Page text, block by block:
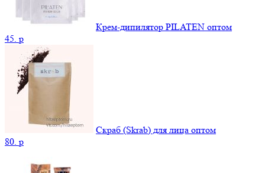
Крем-дипилятор PILATEN оптом
45. p
Скраб (Skrab) для лица оптом
80. p